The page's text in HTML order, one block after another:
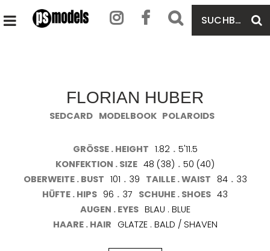
SUCHBEGRIFF
EINGEBEN
HAUPTMENÜ
FLORIAN HUBER
SEDCARD MODELBOOK POLAROIDS
GRÖSSE . HEIGHT 1.82 . 5'11.5
KONFEKTION . SIZE 48 (38) . 50 (40)
OBERWEITE . BUST 101 . 39 TAILLE . WAIST 84 . 33
HÜFTE . HIPS 96 . 37 SCHUHE . SHOES 43
AUGEN . EYES BLAU . BLUE
HAARE . HAIR GLATZE . BALD / SHAVEN